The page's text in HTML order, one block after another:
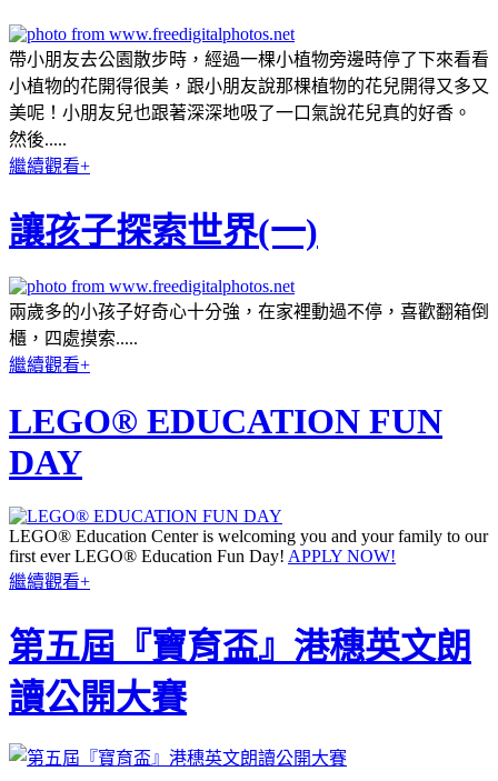
帶小朋友去公園散步時，經過一棵小植物旁邊時停了下來看看
小植物的花開得很美，跟小朋友說那棵植物的花兒開得又多又
美呢！小朋友兒也跟著深深地吸了一口氣說花兒真的好香。
然後.....
繼續觀看+
讓孩子探索世界(一)
兩歲多的小孩子好奇心十分強，在家裡動過不停，喜歡翻箱倒
櫃，四處摸索.....
繼續觀看+
LEGO® EDUCATION FUN
DAY
LEGO® Education Center is welcoming you and your family to our
first ever LEGO® Education Fun Day! APPLY NOW!
繼續觀看+
第五屆『寶育盃』港穗英文朗
讀公開大賽